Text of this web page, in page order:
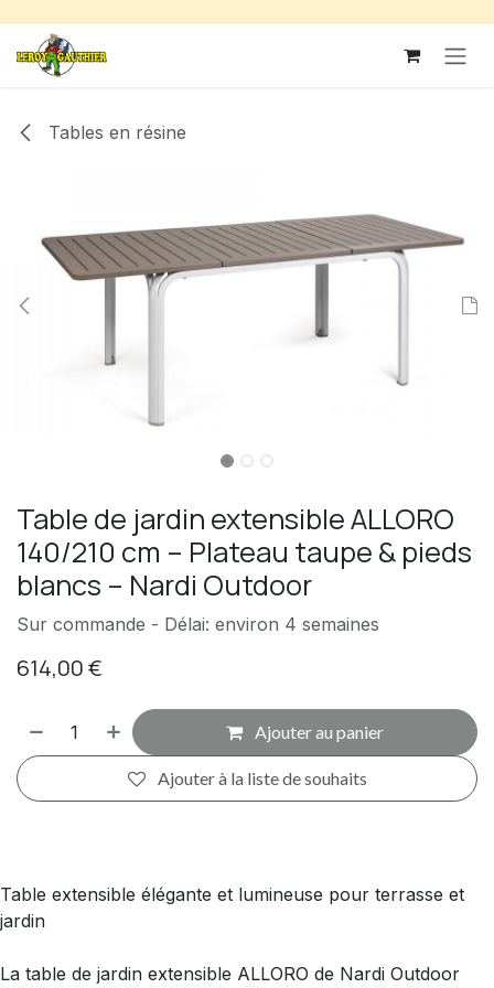
Se rendre au contenu
Tables en résine
Table de jardin extensible ALLORO
140/210 cm – Plateau taupe & pieds
blancs – Nardi Outdoor
Sur commande - Délai: environ 4 semaines
614,00€
Ajouter au panier
Ajouter à la liste de souhaits
Table extensible élégante et lumineuse pour terrasse et
jardin
La table de jardin extensible ALLORO de Nardi Outdoor